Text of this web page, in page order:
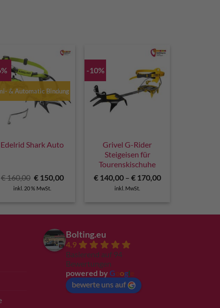
& Automatic Bindung
Edelrid Shark Auto
€160,00 Ursprünglicher
Preis
war:
€ 150,00Aktueller
inkl. 20 % MwSt.
-10%
Grivel G-Rider
Steigeisen für
Tourenskischuhe
€140,00– €170,00
inkl. MwSt.
Bolting.eu
4.9
Basierend auf 94
Bewertungen
powered by G ogl
bewerte uns auf